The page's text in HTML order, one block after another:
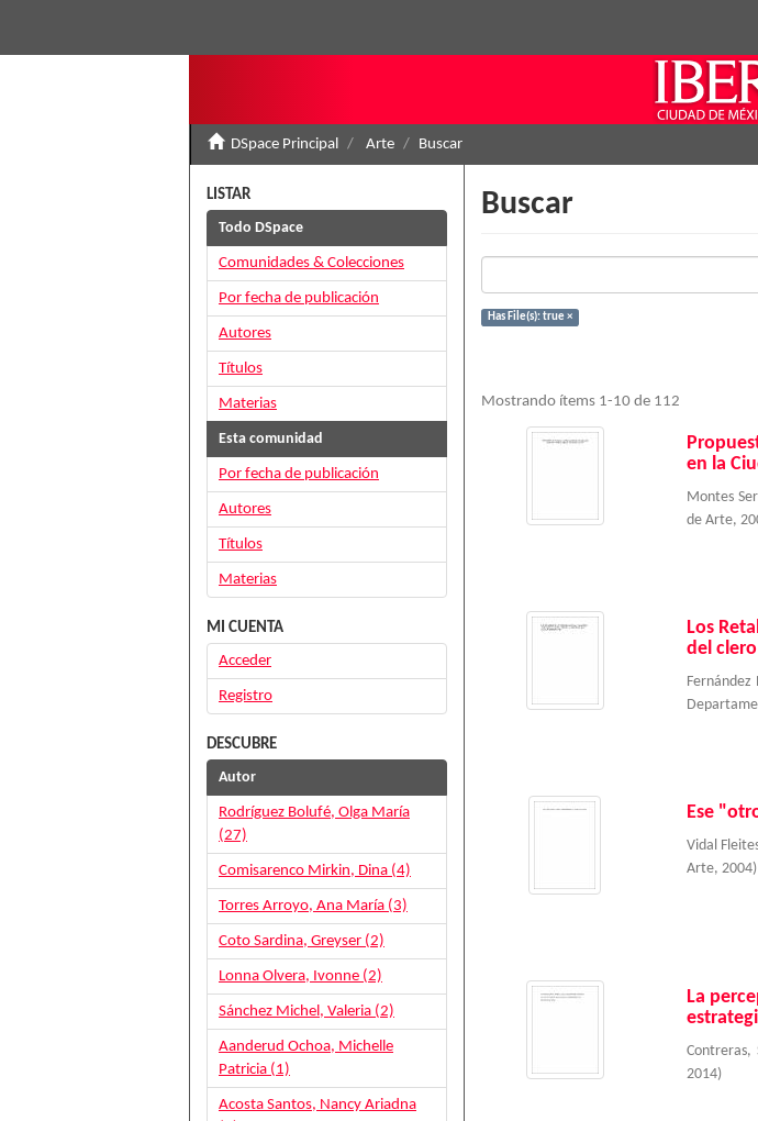
DSpace Principal Arte Buscar
Buscar
Has File(s): true ×
Mostrando ítems 1-10 de 112
en la
Montes
de Arte,
Los
del
Ese
Vidal
Arte, 2004)
La
Contreras,
2014)
LISTAR
Todo DSpace
Comunidades & Colecciones
Por fecha de publicación
Autores
Títulos
Materias
Esta comunidad
Por fecha de publicación
Autores
Títulos
Materias
MI CUENTA
Acceder
Registro
DESCUBRE
Autor
Rodríguez Bolufé, Olga María
(27)
Comisarenco Mirkin, Dina (4)
Torres Arroyo, Ana María (3)
Coto Sardina, Greyser (2)
Lonna Olvera, Ivonne (2)
Sánchez Michel, Valeria (2)
Aanderud Ochoa, Michelle
Patricia (1)
Acosta Santos, Nancy Ariadna